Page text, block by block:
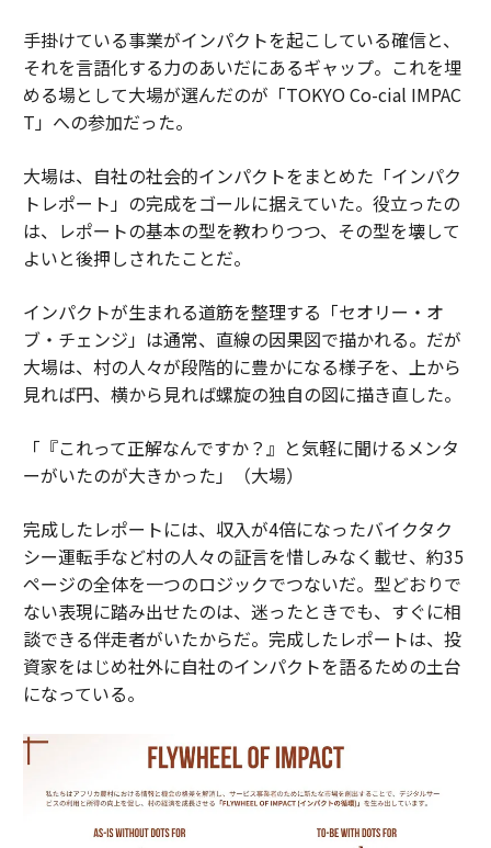
手掛けている事業がインパクトを起こしている確信と、
それを言語化する力のあいだにあるギャップ。これを埋
める場として大場が選んだのが「TOKYO Co-cial IMPAC
T」への参加だった。
大場は、自社の社会的インパクトをまとめた「インパク
トレポート」の完成をゴールに据えていた。役立ったの
は、レポートの基本の型を教わりつつ、その型を壊して
よいと後押しされたことだ。
インパクトが生まれる道筋を整理する「セオリー・オ
ブ・チェンジ」は通常、直線の因果図で描かれる。だが
大場は、村の人々が段階的に豊かになる様子を、上から
見れば円、横から見れば螺旋の独自の図に描き直した。
「『これって正解なんですか？』と気軽に聞けるメンタ
ーがいたのが大きかった」（大場）
完成したレポートには、収入が4倍になったバイクタク
シー運転手など村の人々の証言を惜しみなく載せ、約35
ページの全体を一つのロジックでつないだ。型どおりで
ない表現に踏み出せたのは、迷ったときでも、すぐに相
談できる伴走者がいたからだ。完成したレポートは、投
資家をはじめ社外に自社のインパクトを語るための土台
になっている。